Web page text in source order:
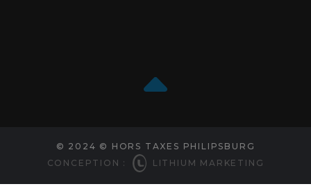
© 2024 © HORS TAXES PHILIPSBURG
CONCEPTION :
LITHIUM MARKETING